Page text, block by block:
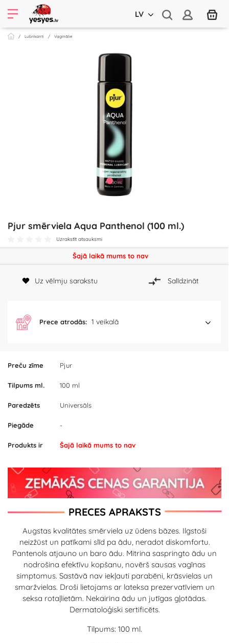
LV
Lubrikanti Vaginālie
Pjur smērviela Aqua Panthenol (100 ml.)
Uzrakstīt atsauksmi
Preču zīme Pjur
Tilpums ml. 100 ml
Paredzēts Universāls
Piegāde -
Produkts ir Šajā laikā mums to nav
Šajā laikā mums to nav
Uz vēlmju sarakstu Salīdzināt
Prece atrodās: 1 veikalā
PRECES APRAKSTS
Augstas kvalitātes smērviela uz ūdens bāzes. Ilgstoši
neizžūst un patīkami slīd pa ādu, neradot diskomfortu.
Pantenols atjauno un baro ādu. Mitrina saspringto ādu un
nodrošina efektīvu kopšanu, novērš sausas vagīnas
simptomus. Sastāvā nav iekļauti parabēni, krāsvielas un
smaržvielas. Droši lietojams ar lateksa prezervatīviem un
seksa rotaļlietām. Nekairina ādu un jutīgas gļotādas.
Dermatoloģiski sertificēts.
Tilpums: 100 ml.